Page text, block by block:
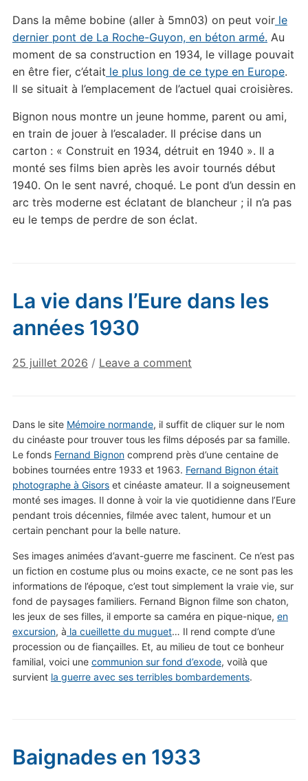
Dans la même bobine (aller à 5mn03) on peut voirle
dernier pont de La Roche-Guyon, en béton armé. Au
moment de sa construction en 1934, le village pouvait
en être fier, c’était le plus long de ce type en Europe.
Il se situait à l’emplacement de l’actuel quai croisières.
Bignon nous montre un jeune homme, parent ou ami,
en train de jouer à l’escalader. Il précise dans un
carton : « Construit en 1934, détruit en 1940 ». Il a
monté ses films bien après les avoir tournés début
1940. On le sent navré, choqué. Le pont d’un dessin en
arc très moderne est éclatant de blancheur ; il n’a pas
eu le temps de perdre de son éclat.
La vie dans l’Eure dans les
années 1930
25 juillet 2026 / Leave a comment
Dans le site Mémoire normande, il suffit de cliquer sur le nom
du cinéaste pour trouver tous les films déposés par sa famille.
Le fonds Fernand Bignoncomprend près d’une centaine de
bobines tournées entre 1933 et 1963. Fernand Bignon était
photographe à Gisorset cinéaste amateur. Il a soigneusement
monté ses images. Il donne à voir la vie quotidienne dans l’Eure
pendant trois décennies, filmée avec talent, humour et un
certain penchant pour la belle nature.
Ses images animées d’avant-guerre me fascinent. Ce n’est pas
un fiction en costume plus ou moins exacte, ce ne sont pas les
informations de l’époque, c’est tout simplement la vraie vie, sur
fond de paysages familiers. Fernand Bignon filme son chaton,
les jeux de ses filles, il emporte sa caméra en pique-nique, en
excursion, à la cueillette du muguet… Il rend compte d’une
procession ou de fiançailles. Et, au milieu de tout ce bonheur
familial, voici une communion sur fond d’exode, voilà que
survient la guerre avec ses terribles bombardements.
Baignades en 1933